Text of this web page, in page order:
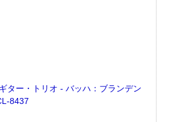
ター・トリオ - バッハ：ブランデン
8437